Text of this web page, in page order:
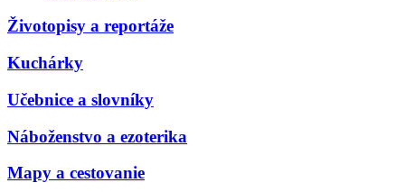
Životopisy a reportáže
Kuchárky
Učebnice a slovníky
Náboženstvo a ezoterika
Mapy a cestovanie